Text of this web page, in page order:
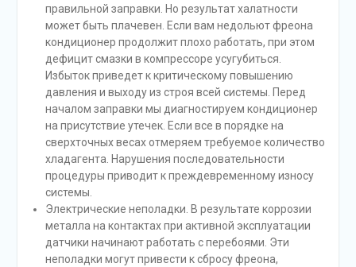
правильной заправки. Но результат халатности
может быть плачевен. Если вам недольют фреона
кондиционер продолжит плохо работать, при этом
дефицит смазки в компрессоре усугубиться.
Избыток приведет к критическому повышению
давления и выходу из строя всей системы. Перед
началом заправки мы диагностируем кондиционер
на присутствие утечек. Если все в порядке на
сверхточных весах отмеряем требуемое количество
хладагента. Нарушения последовательности
процедуры приводит к преждевременному износу
системы.
Электрические неполадки. В результате коррозии
металла на контактах при активной эксплуатации
датчики начинают работать с перебоями. Эти
неполадки могут привести к сбросу фреона,